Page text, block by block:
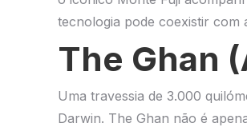
tecnologia pode coexistir com
The Ghan
Uma travessia de 3.000
Darwin. The Ghan não é